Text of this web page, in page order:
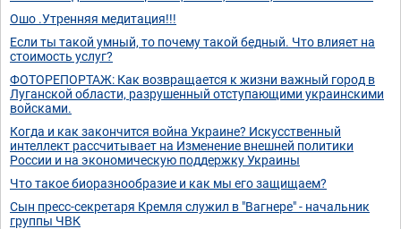
Ошо .Утренняя медитация!!!
Если ты такой умный, то почему такой бедный. Что влияет на
стоимость услуг?
ФОТОРЕПОРТАЖ: Как возвращается к жизни важный город в
Луганской области, разрушенный отступающими украинскими
войсками.
Когда и как закончится война Украине? Искусственный
интеллект рассчитывает на Изменение внешней политики
России и на экономическую поддержку Украины
Что такое биоразнообразие и как мы его защищаем?
Сын пресс-секретаря Кремля служил в "Вагнере" - начальник
группы ЧВК